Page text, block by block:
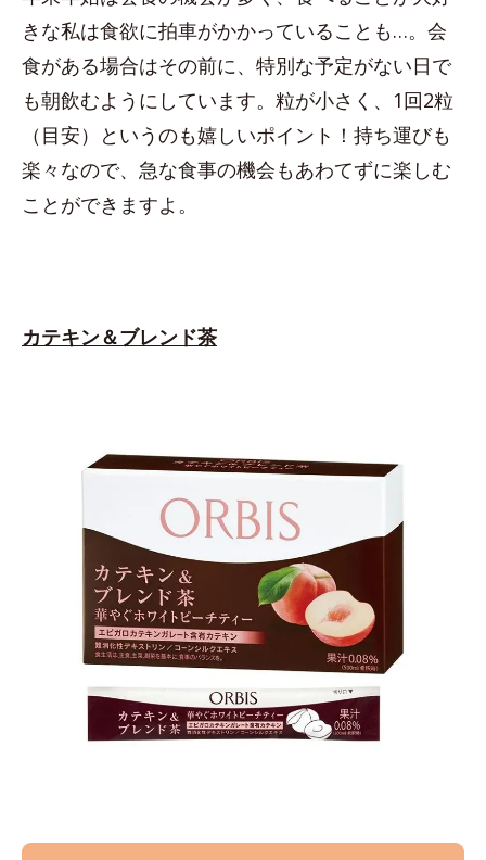
きな私は食欲に拍車がかかっていることも…。会
食がある場合はその前に、特別な予定がない日で
も朝飲むようにしています。粒が小さく、1回2粒
（目安）というのも嬉しいポイント！持ち運びも
楽々なので、急な食事の機会もあわてずに楽しむ
ことができますよ。
カテキン＆ブレンド茶